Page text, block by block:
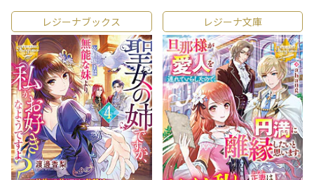
レジーナブックス レジーナ文庫